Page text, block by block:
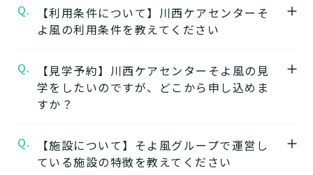
★施設の特徴★
川西ケアセンターそよ風の公式ページでは施
ます。
★施設の雰囲気★
設の写真から雰囲気をご確認いただけます。
Q.
【利用条件について】川西ケアセンターそ
よ風の利用条件を教えてください
要介護度：要支援2、要介護1、要介護2、要
介護3、要介護4、要介護5
※施設ごとに年齢などの入居条件がございま
※認定のご状況によって受けられるサービス
が変わります。
Q.
【見学予約】川西ケアセンターそよ風の見
学をしたいのですが、どこから申し込めま
すか？
川西ケアセンターそよ風の見学はこちらより
お申込みいただけます。
Q.
【施設について】そよ風グループで運営し
ている施設の特徴を教えてください